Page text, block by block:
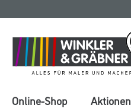
springen
springen
Online-Shop Aktionen